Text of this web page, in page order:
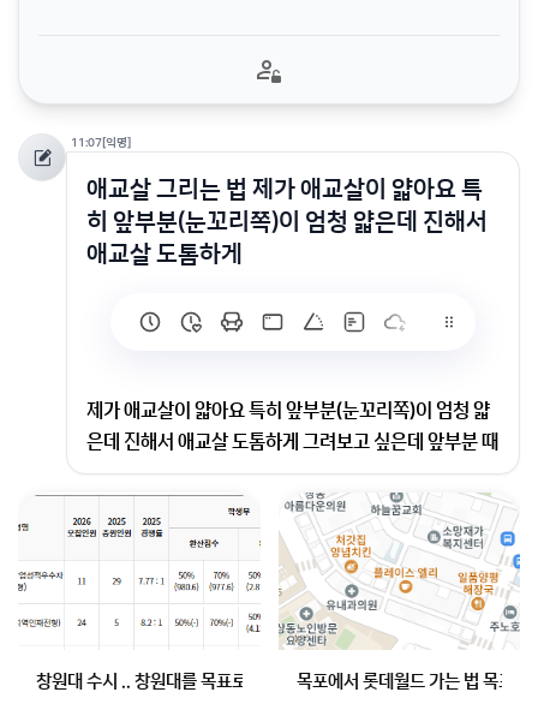
11:07[익명]
애교살 그리는 법 제가 애교살이 얇아요 특
히 앞부분(눈꼬리쪽)이 엄청 얇은데 진해서
애교살 도톰하게
제가 애교살이 얇아요 특히 앞부분(눈꼬리쪽)이 엄청 얇
은데 진해서 애교살 도톰하게 그려보고 싶은데 앞부분 때
문에 되게 이상하고 부자연스러워져요 어떻게 해야할까
요..
애교살이 얇아서 고민이시군요! 특히 눈꼬리 쪽이 얇아서
애교살을 도톰하게 그리고 싶은데, 부자연스러워질까 봐
걱정이 많으시겠어요. 제가 몇 가지 팁을 드릴게요!
다크서클 커버 : 애교살을 그리기 전에 다크서클을 컨실러로 커버해 주세요.
창원대 수시 .. 창원대를 목표로 하고 있는 09년생입니다 지금 제 내신이
목포에서 롯데월드 가는 법 목포